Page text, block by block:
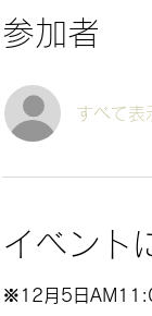
参加者
すべて表
イベント
※12月5日